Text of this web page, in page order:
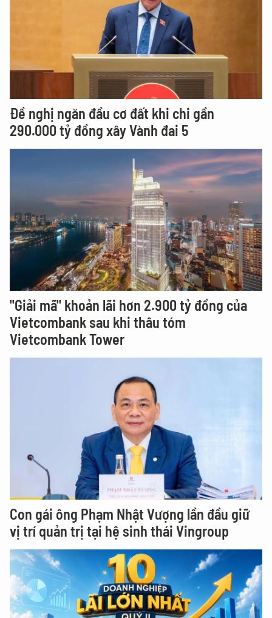
Đề nghị ngăn đầu cơ đất khi chi gần
290.000 tỷ đồng xây Vành đai 5
"Giải mã" khoản lãi hơn 2.900 tỷ đồng của
Vietcombank sau khi thâu tóm
Vietcombank Tower
Con gái ông Phạm Nhật Vượng lần đầu giữ
vị trí quản trị tại hệ sinh thái Vingroup